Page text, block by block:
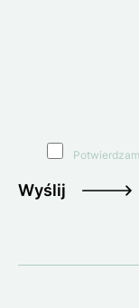
Wyślij